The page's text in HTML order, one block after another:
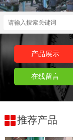
产品展示
在线留言
推荐产品